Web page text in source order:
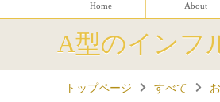
Home About
A型のインフ
トップページ すべて